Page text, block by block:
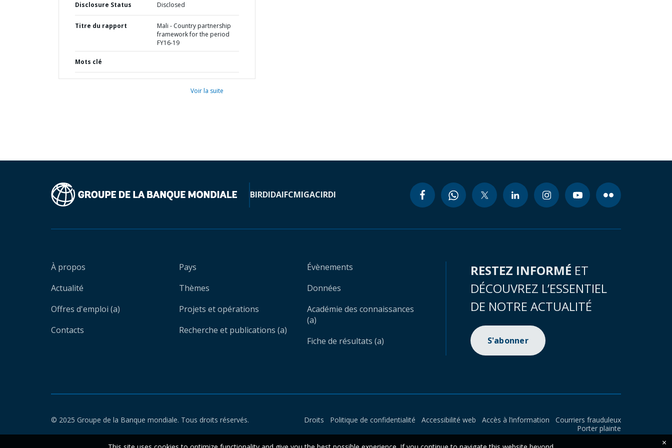
Disclosure Status Disclosed
Titre du rapport
Mali - Country partnership
framework for the period
FY16-19
Mots clé
Voir la suite
BIRDIDAIFCMIGACIRDI
À propos
Actualité
Offres d'emploi (a)
Contacts
Pays
Thèmes
Projets et opérations
Recherche et publications (a)
Évènements
Données
Académie des connaissances
(a)
Fiche de résultats (a)
RESTEZ INFORMÉ ET
DÉCOUVREZ L’ESSENTIEL
DE NOTRE ACTUALITÉ
S'abonner
© 2025 Groupe de la Banque mondiale. Tous droits réservés. Droits Politique de confidentialité Accessibilité web Accès à l’information
Courriers frauduleux
Porter plainte
×